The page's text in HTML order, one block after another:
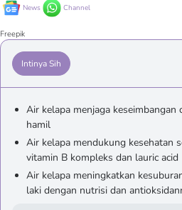
News Channel
Freepik
Intinya Sih
Air kelapa menjaga
hamil
Air kelapa mendukung kesehatan
vitamin B kompleks dan lauric acid
Air kelapa meningkatkan
laki dengan nutrisi dan